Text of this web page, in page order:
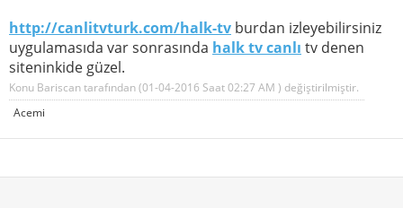
http://canlitvturk.com/halk-tv burdan izleyebilirsiniz
uygulamasıda var sonrasında halk tv canlı tv denen
siteninkide güzel.
Konu Bariscan tarafından (01-04-2016 Saat02:27 AM ) değiştirilmiştir.
Acemi